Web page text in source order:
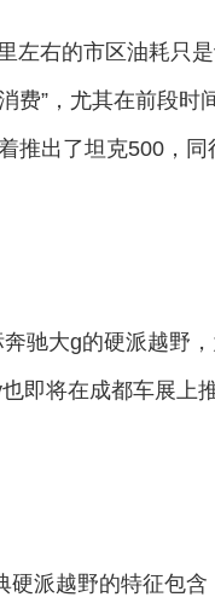
左右的市区油耗只
费”，尤其在前段时
推出了坦克500，
驰大g的硬派越野
即将在成都车展上
硬派越野的特征包